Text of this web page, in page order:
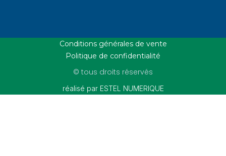
Conditions générales de vente
Politique de confidentialité
© tous droits réservés
réalisé par ESTEL NUMERIQUE